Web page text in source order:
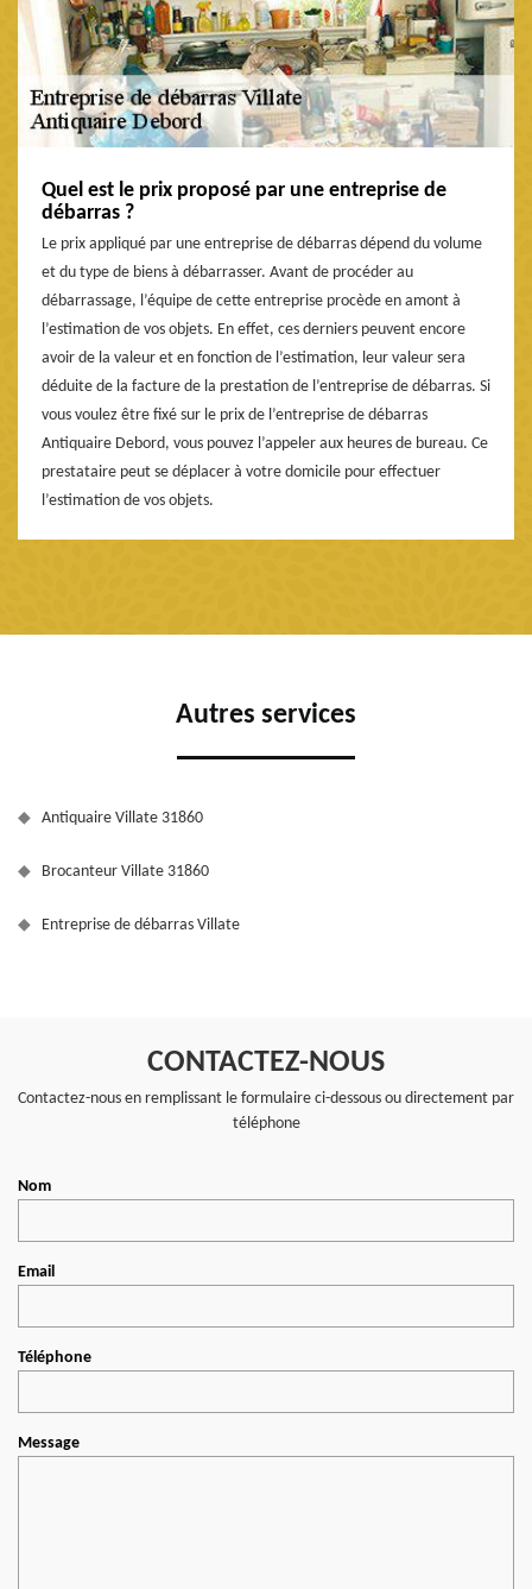
Quel est le prix proposé par une entreprise de
débarras ?
Le prix appliqué par une entreprise de débarras dépend du volume
et du type de biens à débarrasser. Avant de procéder au
débarrassage, l’équipe de cette entreprise procède en amont à
l’estimation de vos objets. En effet, ces derniers peuvent encore
avoir de la valeur et en fonction de l’estimation, leur valeur sera
déduite de la facture de la prestation de l’entreprise de débarras. Si
vous voulez être fixé sur le prix de l’entreprise de débarras
Antiquaire Debord, vous pouvez l’appeler aux heures de bureau. Ce
prestataire peut se déplacer à votre domicile pour effectuer
l’estimation de vos objets.
Autres services
Antiquaire Villate 31860
Brocanteur Villate 31860
Entreprise de débarras Villate
CONTACTEZ-NOUS
Contactez-nous en remplissant le formulaire ci-dessous ou directement par
téléphone
Nom
Email
Téléphone
Message